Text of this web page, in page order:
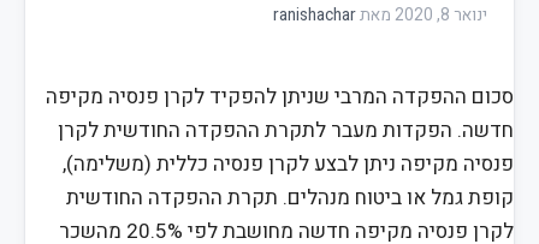
ינואר 8, 2020 מאתranishachar
סכום ההפקדה המרבי שניתן להפקיד לקרן פנסיה מקיפה
חדשה. הפקדות מעבר לתקרת ההפקדה החודשית לקרן
פנסיה מקיפה ניתן לבצע לקרן פנסיה כללית (משלימה),
קופת גמל או ביטוח מנהלים. תקרת ההפקדה החודשית
לקרן פנסיה מקיפה חדשה מחושבת לפי 20.5% מהשכר